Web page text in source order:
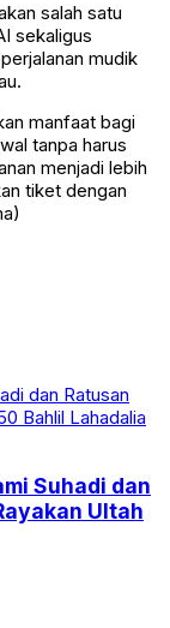
salah satu
sekaligus
mudik
manfaat bagi
tanpa harus
menjadi lebih
tiket dengan
Suhadi dan
Ultah